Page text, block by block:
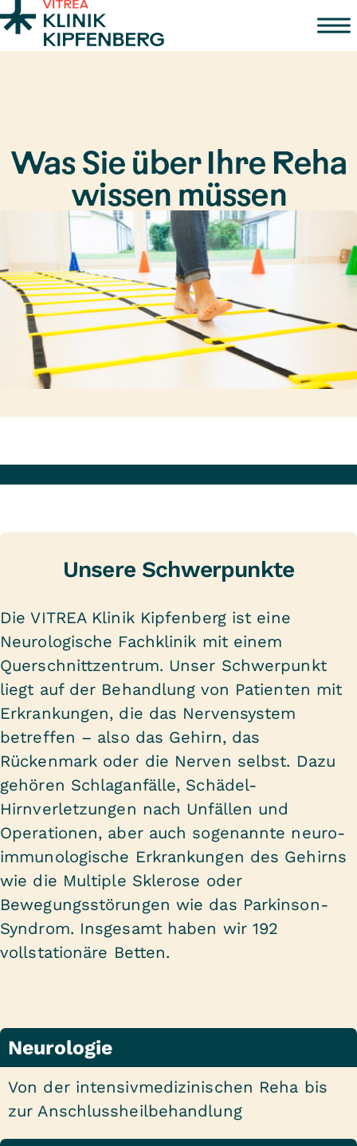
Zum Inhalt springen
Was Sie über Ihre Reha
wissen müssen
Unsere Schwerpunkte
Die VITREA Klinik Kipfenberg ist eine
Neurologische Fachklinik mit einem
Querschnittzentrum. Unser Schwerpunkt
liegt auf der Behandlung von Patienten mit
Erkrankungen, die das Nervensystem
betreffen – also das Gehirn, das
Rückenmark oder die Nerven selbst. Dazu
gehören Schlaganfälle, Schädel-
Hirnverletzungen nach Unfällen und
Operationen, aber auch sogenannte neuro-
immunologische Erkrankungen des Gehirns
wie die Multiple Sklerose oder
Bewegungsstörungen wie das Parkinson-
Syndrom. Insgesamt haben wir 192
vollstationäre Betten.
Neurologie
Von der intensivmedizinischen Reha bis
zur Anschlussheilbehandlung